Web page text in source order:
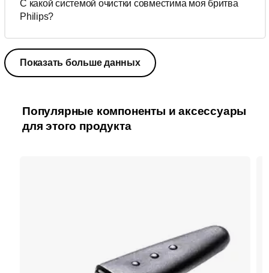
С какой системой очистки совместима моя бритва
Philips?
Показать больше данных
Популярные компоненты и аксессуары
для этого продукта